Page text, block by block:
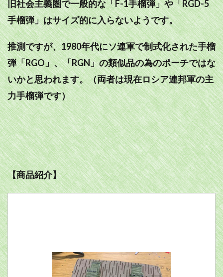
旧社会主義圏で一般的な「F-1手榴弾」や「RGD-5
手榴弾」はサイズ的に入らないようです。
推測ですが、1980年代にソ連軍で制式化された手榴
弾「RGO」、「RGN」の類似品の為のポーチではな
いかと思われます。（両者は現在ロシア連邦軍の主
力手榴弾です）
【商品紹介】